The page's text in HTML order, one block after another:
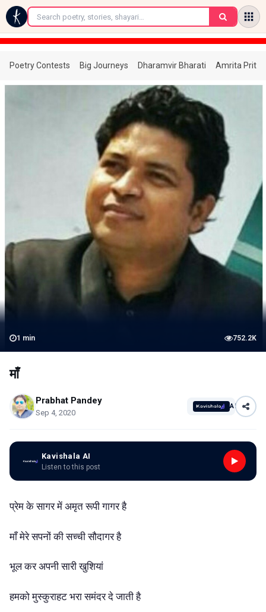
←
Poetry Contests Big Journeys Dharamvir Bharati Amrita
1 min 752.2K
माँ
Prabhat Pandey
Sep 4, 2020
AI
Kavishala AI
Listen to this post
प्रेम के सागर में अमृत रूपी गागर है
माँ मेरे सपनों की सच्ची सौदागर है
भूल कर अपनी सारी खुशियां
हमको मुस्कुराहट भरा समंदर दे जाती है